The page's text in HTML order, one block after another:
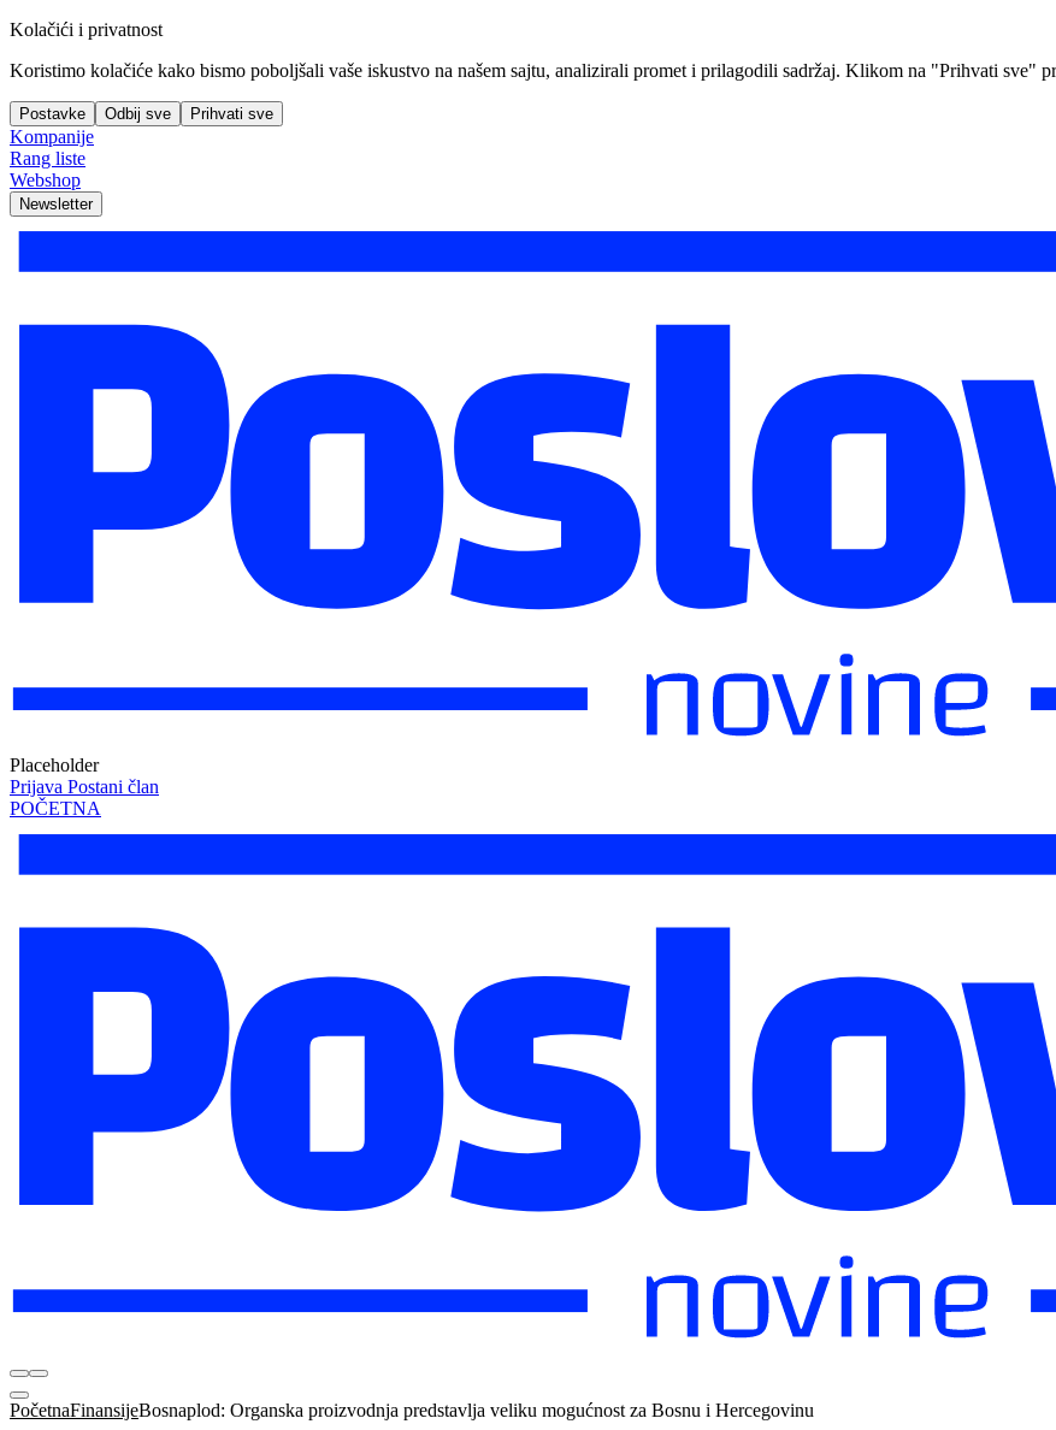
Kolačići i privatnost
Koristimo kolačiće kako bismo poboljšali vaše iskustvo na našem sajtu, analizirali promet i prilagodili sadržaj. Klikom na "Prihvati sve"
Postavke Odbij sve Prihvati sve
Kompanije
Rang liste
Webshop
Newsletter
Placeholder
Prijava Postani član
POČETNA
PočetnaFinansijeBosnaplod: Organska proizvodnja predstavlja veliku mogućnost za Bosnu i Hercegovinu